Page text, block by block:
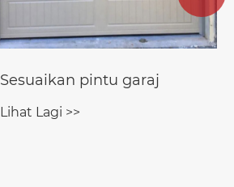
Pintu pengatup
Lihat Lagi >>